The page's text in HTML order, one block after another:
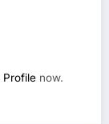
Profile now.